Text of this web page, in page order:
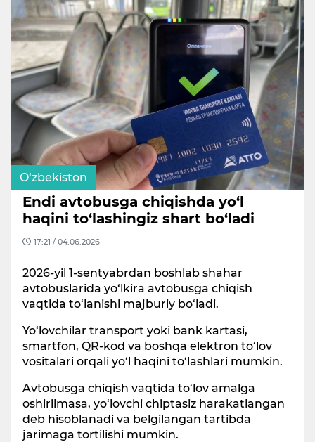
O‘zbekiston
Endi avtobusga chiqishda yo‘l
haqini to‘lashingiz shart bo‘ladi
17:21 / 04.06.2026
2026-yil 1-sentyabrdan boshlab shahar
avtobuslarida yo‘lkira avtobusga chiqish
vaqtida to‘lanishi majburiy bo‘ladi.
Yo‘lovchilar transport yoki bank kartasi,
smartfon, QR-kod va boshqa elektron to‘lov
vositalari orqali yo‘l haqini to‘lashlari mumkin.
Avtobusga chiqish vaqtida to‘lov amalga
oshirilmasa, yo‘lovchi chiptasiz harakatlangan
deb hisoblanadi va belgilangan tartibda
jarimaga tortilishi mumkin.